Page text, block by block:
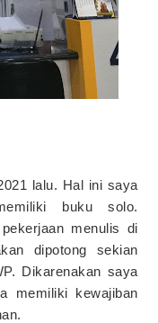
lalu. Hal ini saya
buku solo.
menulis di
dipotong sekian
Dikarenakan saya
memiliki kewajiban